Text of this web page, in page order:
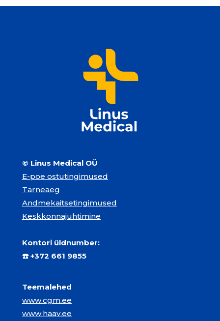
€ 8.00.€ 7.20.
© Linus Medical OÜ
E-poe ostutingimused
Tarneaeg
Andmekaitsetingimused
Keskkonnajuhtimine
Kontori üldnumber:
☎️+372 661 9855
Teemalehed
www.cgm.ee
www.haav.ee